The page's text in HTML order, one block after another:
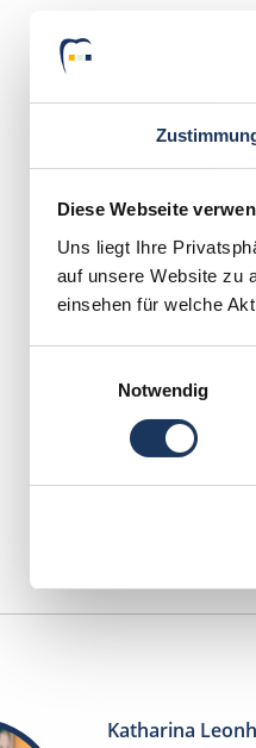
Diese Webseite
Uns liegt Ihre
auf unsere Website zu
einsehen für welche
Notwendig
Katharina